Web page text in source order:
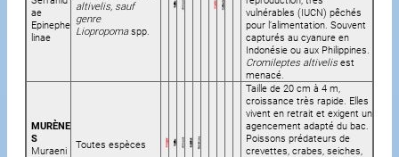
ae
Epinephe
linae
altivelis, sauf
genre
Liopropomaspp.
vulnérables (IUCN) pêchés
pour l’alimentation. Souvent
capturés au cyanure en
Indonésie ou aux Philippines.
Cromileptes altivelisest
menacé.
MURÈNE
S
Muraeni
Toutes espèces
Taille de 20 cm à 4 m,
croissance très rapide. Elles
vivent en retrait et exigent un
agencement adapté du bac.
Poissons prédateurs de
crevettes, crabes, seiches,